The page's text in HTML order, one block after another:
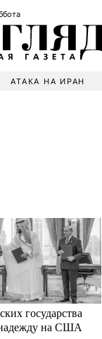
АТАКА НА ИРАН
государства
на США